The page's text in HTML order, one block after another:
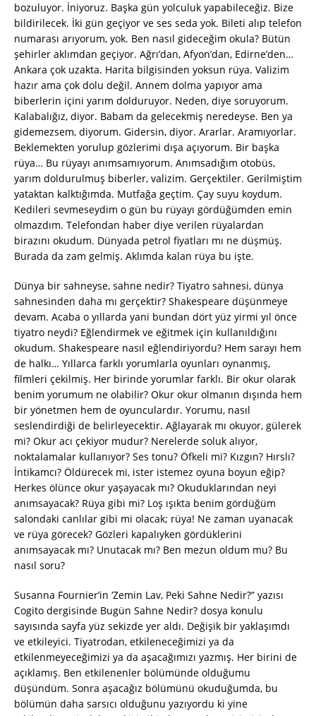
bozuluyor. İniyoruz. Başka gün yolculuk yapabileceğiz. Bize
bildirilecek. İki gün geçiyor ve ses seda yok. Bileti alıp telefon
numarası arıyorum, yok. Ben nasıl gideceğim okula? Bütün
şehirler aklımdan geçiyor. Ağrı’dan, Afyon’dan, Edirne’den…
Ankara çok uzakta. Harita bilgisinden yoksun rüya. Valizim
hazır ama çok dolu değil. Annem dolma yapıyor ama
biberlerin içini yarım dolduruyor. Neden, diye soruyorum.
Kalabalığız, diyor. Babam da gelecekmiş neredeyse. Ben ya
gidemezsem, diyorum. Gidersin, diyor. Ararlar. Aramıyorlar.
Beklemekten yorulup gözlerimi dışa açıyorum. Bir başka
rüya… Bu rüyayı anımsamıyorum. Anımsadığım otobüs,
yarım doldurulmuş biberler, valizim. Gerçektiler. Gerilmiştim
yataktan kalktığımda. Mutfağa geçtim. Çay suyu koydum.
Kedileri sevmeseydim o gün bu rüyayı gördüğümden emin
olmazdım. Telefondan haber diye verilen rüyalardan
birazını okudum. Dünyada petrol fiyatları mı ne düşmüş.
Burada da zam gelmiş. Aklımda kalan rüya bu işte.
Dünya bir sahneyse, sahne nedir? Tiyatro sahnesi, dünya
sahnesinden daha mı gerçektir? Shakespeare düşünmeye
devam. Acaba o yıllarda yani bundan dört yüz yirmi yıl önce
tiyatro neydi? Eğlendirmek ve eğitmek için kullanıldığını
okudum. Shakespeare nasıl eğlendiriyordu? Hem sarayı hem
de halkı… Yıllarca farklı yorumlarla oyunları oynanmış,
filmleri çekilmiş. Her birinde yorumlar farklı. Bir okur olarak
benim yorumum ne olabilir? Okur okur olmanın dışında hem
bir yönetmen hem de oyunculardır. Yorumu, nasıl
seslendirdiği de belirleyecektir. Ağlayarak mı okuyor, gülerek
mi? Okur acı çekiyor mudur? Nerelerde soluk alıyor,
noktalamalar kullanıyor? Ses tonu? Öfkeli mi? Kızgın? Hırslı?
İntikamcı? Öldürecek mi, ister istemez oyuna boyun eğip?
Herkes ölünce okur yaşayacak mı? Okuduklarından neyi
anımsayacak? Rüya gibi mi? Loş ışıkta benim gördüğüm
salondaki canlılar gibi mi olacak; rüya! Ne zaman uyanacak
ve rüya görecek? Gözleri kapalıyken gördüklerini
anımsayacak mı? Unutacak mı? Ben mezun oldum mu? Bu
nasıl soru?
Susanna Fournier’in ‘Zemin Lav, Peki Sahne Nedir?” yazısı
Cogito dergisinde Bugün Sahne Nedir? dosya konulu
sayısında sayfa yüz sekizde yer aldı. Değişik bir yaklaşımdı
ve etkileyici. Tiyatrodan, etkileneceğimizi ya da
etkilenmeyeceğimizi ya da aşacağımızı yazmış. Her birini de
açıklamış. Ben etkilenenler bölümünde olduğumu
düşündüm. Sonra aşacağız bölümünü okuduğumda, bu
bölümün daha sarsıcı olduğunu yazıyordu ki yine